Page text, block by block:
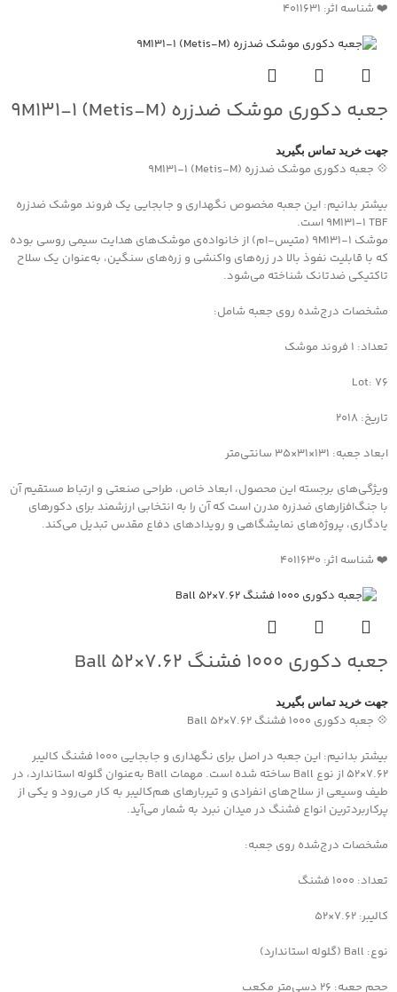
❤️ شناسه اثر: 4011631
جعبه دکوری موشک ضدزره 9M131-1 (Metis-M)
جهت خرید تماس بگیرید
💠 جعبه دکوری موشک ضدزره 9M131-1 (Metis-M)
بیشتر بدانیم: این جعبه مخصوص نگهداری و جابجایی یک فروند موشک ضدزره
9M131-1 TBF است.
موشک 9M131-1 (متیس-ام) از خانواده‌ی موشک‌های هدایت سیمی روسی بوده
که با قابلیت نفوذ بالا در زره‌های واکنشی و زره‌های سنگین، به‌عنوان یک سلاح
تاکتیکی ضدتانک شناخته می‌شود.
مشخصات درج‌شده روی جعبه شامل:
تعداد: 1 فروند موشک
Lot: 76
تاریخ: 2018
ابعاد جعبه: 131×31×35 سانتی‌متر
ویژگی‌های برجسته این محصول، ابعاد خاص، طراحی صنعتی و ارتباط مستقیم آن
با جنگ‌افزارهای ضدزره مدرن است که آن را به انتخابی ارزشمند برای دکورهای
یادگاری، پروژه‌های نمایشگاهی و رویدادهای دفاع مقدس تبدیل می‌کند.
❤️ شناسه اثر: 4011630
جعبه دکوری ۱۰۰۰ فشنگ ۷.۶۲×۵۲ Ball
جهت خرید تماس بگیرید
💠 جعبه دکوری ۱۰۰۰ فشنگ ۷.۶۲×۵۲ Ball
بیشتر بدانیم: این جعبه در اصل برای نگهداری و جابجایی ۱۰۰۰ فشنگ کالیبر
۷.۶۲×۵۲ از نوع Ball ساخته شده است. مهمات Ball به‌عنوان گلوله استاندارد، در
طیف وسیعی از سلاح‌های انفرادی و تیربارهای هم‌کالیبر به کار می‌رود و یکی از
پرکاربردترین انواع فشنگ در میدان نبرد به شمار می‌آید.
مشخصات درج‌شده روی جعبه:
تعداد: ۱۰۰۰ فشنگ
کالیبر: ۷.۶۲×۵۲
نوع: Ball (گلوله استاندارد)
حجم جعبه: ۲۶ دسی‌متر مکعب